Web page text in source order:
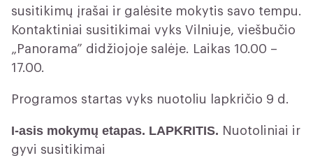
susitikimų įrašai ir galėsite mokytis savo tempu.
Kontaktiniai susitikimai vyks Vilniuje, viešbučio
„Panorama” didžiojoje salėje. Laikas 10.00 –
17.00.
Programos startas vyks nuotoliu lapkričio 9 d.
I-asis mokymų etapas. LAPKRITIS. Nuotoliniai ir
gyvi susitikimai